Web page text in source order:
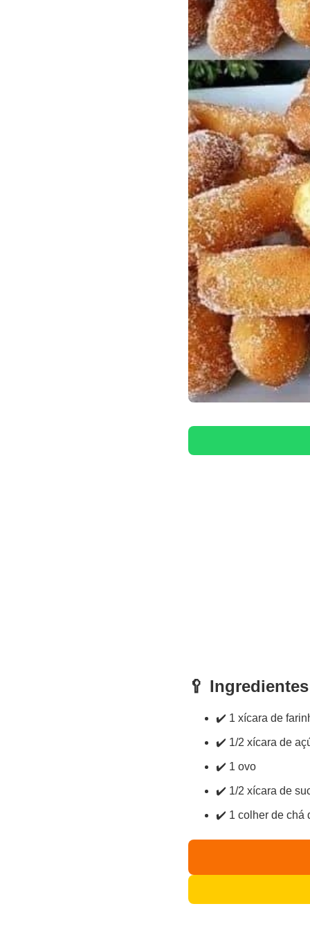
🥄
✔️ 1 xícara de
✔️ 1/2 xícara de
✔️ 1 ovo
✔️ 1/2 xícara de
✔️ 1 colher de chá